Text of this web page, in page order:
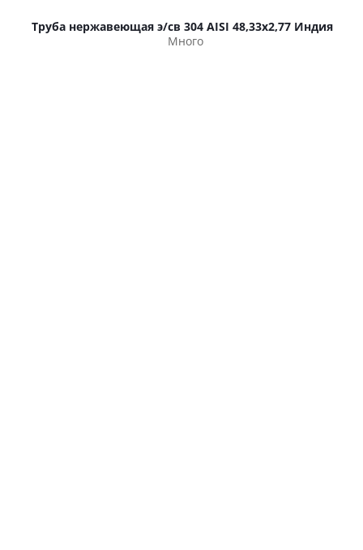
Труба нержавеющая э/св 304 AISI 48,33х2,77 Индия
Много